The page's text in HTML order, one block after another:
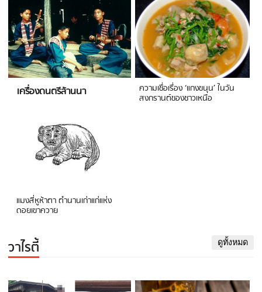
เครื่องดนตรีล้านนา ความเชื่อเรื่อง ‘แกงขนุน’ ในวัน
สงกรานต์ของชาวเหนือ
แมงสี่หูห้าตา ตำนานเก่าแก่แห่ง
ดอยเขาควาย
วาไรตี้ ดูทั้งหมด